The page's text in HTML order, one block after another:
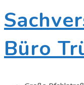
Büro